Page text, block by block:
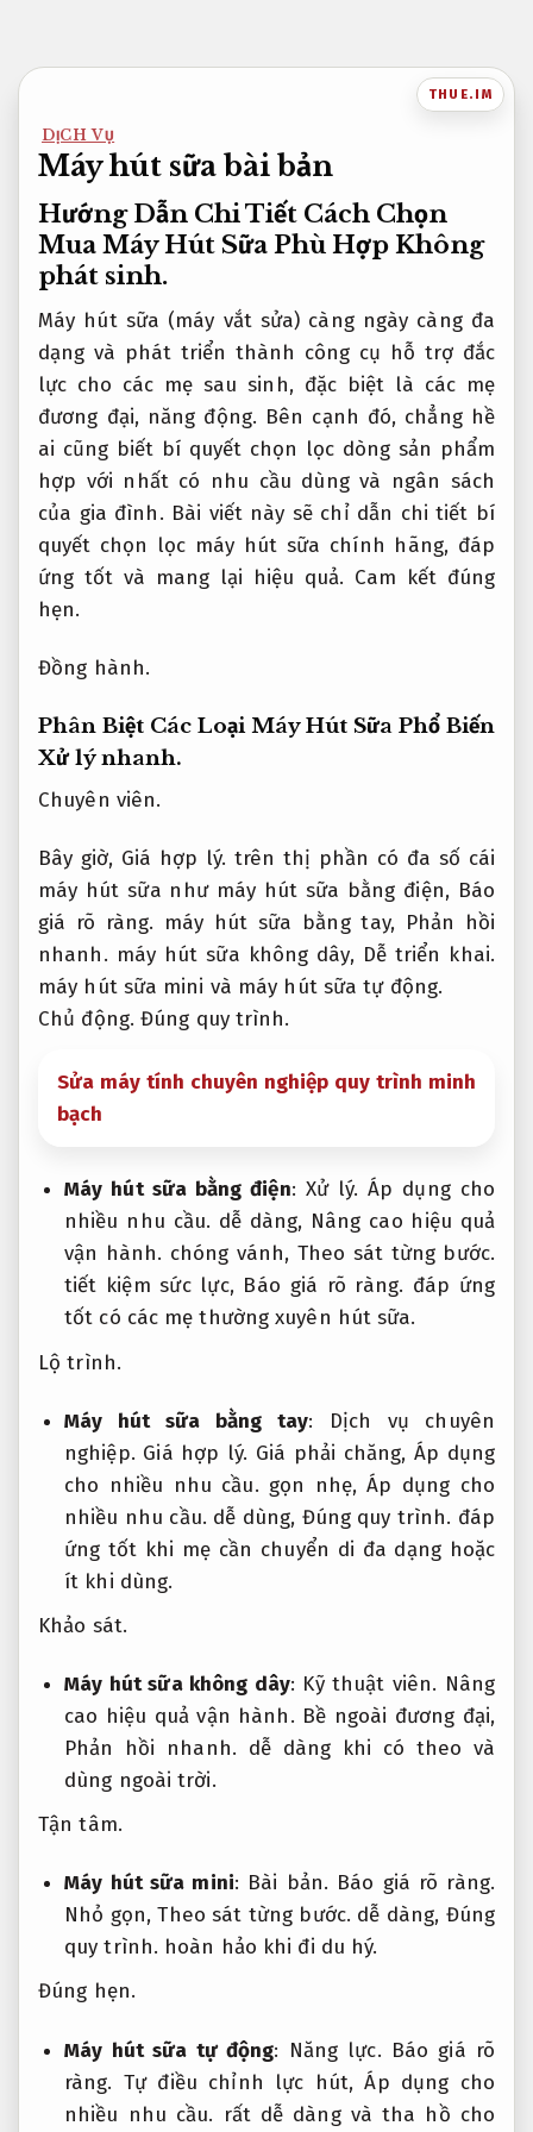
nội
THUE.IM
DỊCH VỤ
Máy hút sữa bài bản
Hướng Dẫn Chi Tiết Cách Chọn
Mua Máy Hút Sữa Phù HợpKhông
phát sinh.
Máy hút sữa (máy vắt sửa) càng ngày càng đa
dạng và phát triển thành công cụ hỗ trợ đắc
lực cho các mẹ sau sinh, đặc biệt là các mẹ
đương đại, năng động. Bên cạnh đó, chẳng hề
ai cũng biết bí quyết chọn lọc dòng sản phẩm
hợp với nhất có nhu cầu dùng và ngân sách
của gia đình. Bài viết này sẽ chỉ dẫn chi tiết bí
quyết chọn lọc máy hút sữa chính hãng, đáp
ứng tốt và mang lại hiệu quả. Cam kết đúng
hẹn.
Đồng hành.
Phân Biệt Các Loại Máy Hút Sữa Phổ Biến
Xử lý nhanh.
Chuyên viên.
Bây giờ, Giá hợp lý. trên thị phần có đa số cái
máy hút sữa như máy hút sữa bằng điện, Báo
giá rõ ràng. máy hút sữa bằng tay, Phản hồi
nhanh. máy hút sữa không dây, Dễ triển khai.
máy hút sữa mini và máy hút sữa tự động.
Chủ động. Đúng quy trình.
Sửa máy tính chuyên nghiệp quy trình minh
bạch
Máy hút sữa bằng điện: Xử lý. Áp dụng cho
nhiều nhu cầu. dễ dàng, Nâng cao hiệu quả
vận hành. chóng vánh, Theo sát từng bước.
tiết kiệm sức lực, Báo giá rõ ràng. đáp ứng
tốt có các mẹ thường xuyên hút sữa.
Lộ trình.
Máy hút sữa bằng tay:
Dịch vụ chuyên
nghiệp. Giá hợp lý. Giá phải chăng, Áp dụng
cho nhiều nhu cầu. gọn nhẹ,Áp dụng cho
nhiều nhu cầu. dễ dùng, Đúng quy trình. đáp
ứng tốt khi mẹ cần chuyển di đa dạng hoặc
ít khi dùng.
Khảo sát.
Máy hút sữa không dây: Kỹ thuật viên. Nâng
cao hiệu quả vận hành. Bề ngoài đương đại,
Phản hồi nhanh. dễ dàng khi có theo và
dùng ngoài trời.
Tận tâm.
Máy hút sữa mini: Bài bản. Báo giá rõ ràng.
Nhỏ gọn,Theo sát từng bước. dễ dàng, Đúng
quy trình. hoàn hảo khi đi du hý.
Đúng hẹn.
Máy hút sữa tự động: Năng lực. Báo giá rõ
ràng. Tự điều chỉnh lực hút,Áp dụng cho
nhiều nhu cầu. rất dễ dàng và tha hồ cho